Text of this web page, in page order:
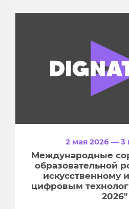
2 мая 2026 — 3
Международные
образовательной
искусственному
цифровым
2026"